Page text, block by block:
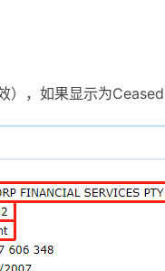
，如果显示为